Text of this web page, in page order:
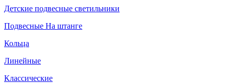
Детские подвесные светильники
Подвесные На штанге
Кольца
Линейные
Классические